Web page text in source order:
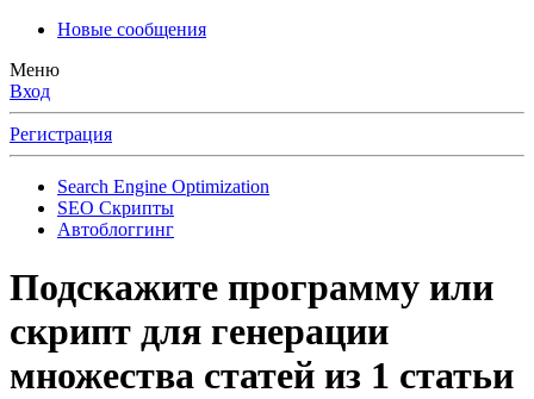
Новые сообщения
Меню
Вход
Регистрация
Search Engine Optimization
SEO Скрипты
Автоблоггинг
Подскажите программу или
скрипт для генерации
множества статей из 1 статьи